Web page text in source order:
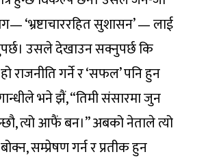
‘भ्रष्टाचाररहित सुशासन’ — लाई
उसले देखाउन सक्नुपर्छ कि
राजनीति गर्ने र ‘सफल’ पनि हुन
भने झैं, “तिमी संसारमा जुन
त्यो आफैं बन।” अबको नेताले त्यो
बोक्न, सम्प्रेषण गर्न र प्रतीक हुन